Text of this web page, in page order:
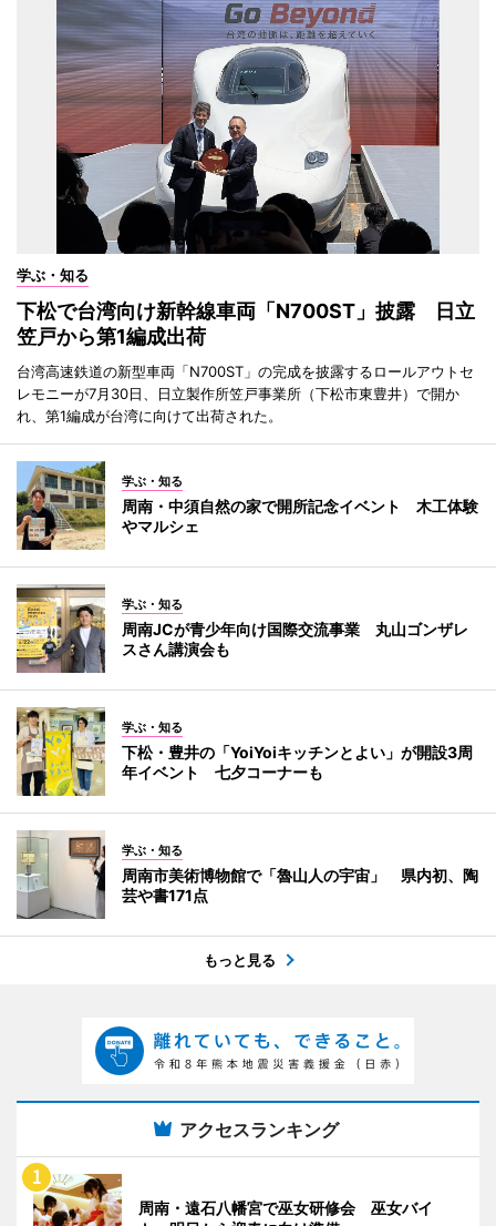
学ぶ・知る
下松で台湾向け新幹線車両「N700ST」披露 日立
笠戸から第1編成出荷
台湾高速鉄道の新型車両「N700ST」の完成を披露するロールアウトセ
レモニーが7月30日、日立製作所笠戸事業所（下松市東豊井）で開か
れ、第1編成が台湾に向けて出荷された。
学ぶ・知る
周南・中須自然の家で開所記念イベント 木工体験
やマルシェ
学ぶ・知る
周南JCが青少年向け国際交流事業 丸山ゴンザレ
スさん講演会も
学ぶ・知る
下松・豊井の「YoiYoiキッチンとよい」が開設3周
年イベント 七夕コーナーも
学ぶ・知る
周南市美術博物館で「魯山人の宇宙」 県内初、陶
芸や書171点
もっと見る
アクセスランキング
周南・遠石八幡宮で巫女研修会 巫女バイ